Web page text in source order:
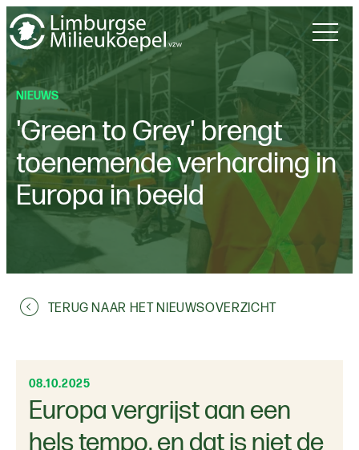
NIEUWS
'Green to Grey' brengt
toenemende verharding in
Europa in beeld
TERUG NAAR HET NIEUWSOVERZICHT
08.10.2025
Europa vergrijst aan een
hels tempo, en dat is niet de